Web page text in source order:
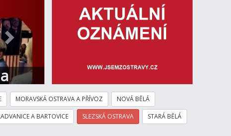
MORAVSKÁ OSTRAVA A PŘÍVOZ NOVÁ BĚLÁ
A BARTOVICE SLEZSKÁ OSTRAVA STARÁ BĚLÁ